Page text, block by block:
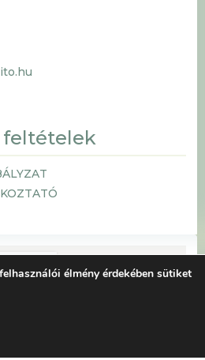
feltételek
élmény érdekében sütiket